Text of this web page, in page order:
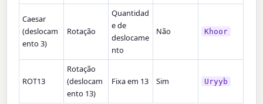
Caesar
(deslocam
ento 3)
Rotação
Quantidad
e de
deslocame
nto
Não Khoor
ROT13
Rotação
(deslocam
ento 13)
Fixa em 13 Sim Uryyb